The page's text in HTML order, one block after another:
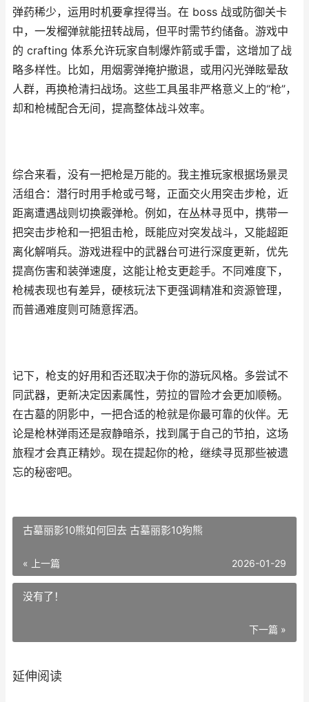
弹药稀少，运用时机要拿捏得当。在 boss 战或防御关卡
中，一发榴弹就能扭转战局，但平时需节约储备。游戏中
的 crafting 体系允许玩家自制爆炸箭或手雷，这增加了战
略多样性。比如，用烟雾弹掩护撤退，或用闪光弹眩晕敌
人群，再换枪清扫战场。这些工具虽非严格意义上的“枪”，
却和枪械配合无间，提高整体战斗效率。
综合来看，没有一把枪是万能的。我主推玩家根据场景灵
活组合：潜行时用手枪或弓弩，正面交火用突击步枪，近
距离遭遇战则切换霰弹枪。例如，在丛林寻觅中，携带一
把突击步枪和一把狙击枪，既能应对突发战斗，又能超距
离化解哨兵。游戏进程中的武器台可进行深度更新，优先
提高伤害和装弹速度，这能让枪支更趁手。不同难度下，
枪械表现也有差异，硬核玩法下更强调精准和资源管理，
而普通难度则可随意挥洒。
记下，枪支的好用和否还取决于你的游玩风格。多尝试不
同武器，更新决定因素属性，劳拉的冒险才会更加顺畅。
在古墓的阴影中，一把合适的枪就是你最可靠的伙伴。无
论是枪林弹雨还是寂静暗杀，找到属于自己的节拍，这场
旅程才会真正精妙。现在提起你的枪，继续寻觅那些被遗
忘的秘密吧。
古墓丽影10熊如何回去 古墓丽影10狗熊
« 上一篇 2026-01-29
没有了！
下一篇 »
延伸阅读